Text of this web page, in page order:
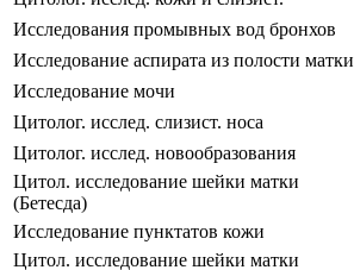
Исследования промывных вод бронхов
Исследование аспирата из полости матки
Исследование мочи
Цитолог. исслед. слизист. носа
Цитолог. исслед. новообразования
Цитол. исследование шейки матки
(Бетесда)
Исследование пунктатов кожи
Цитол. исследование шейки матки